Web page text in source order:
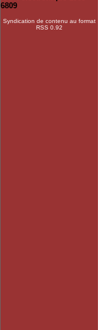
6809
Syndication de contenu au format
RSS 0.92